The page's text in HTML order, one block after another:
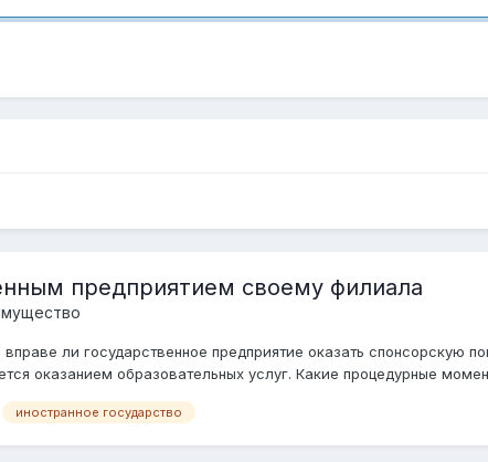
предприятием своему филиала
ли государственное предприятие оказать спонсорскую
оказанием образовательных услуг. Какие процедурные
иностранное государство